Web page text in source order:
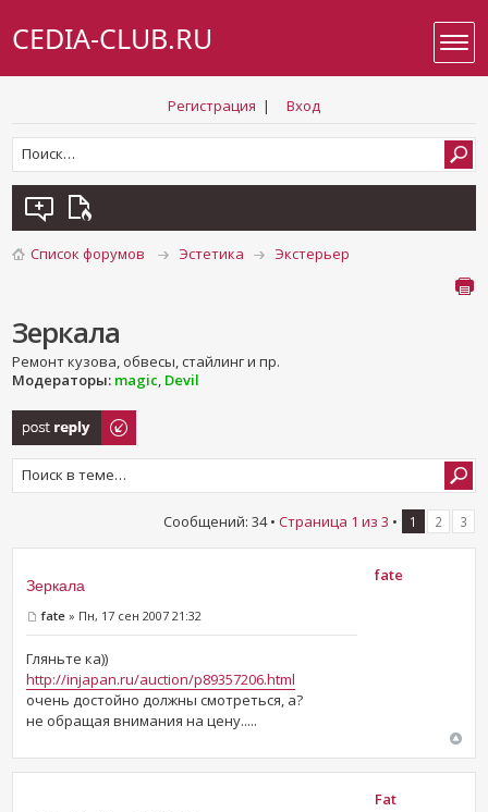
CEDIA-CLUB.RU
Регистрация | Вход
Список форумов Эстетика Экстерьер
Зеркала
Ремонт кузова, обвесы, стайлинг и пр.
Модераторы: magic, Devil
Ответить
Сообщений: 34 • Страница 1 из 3 • 1 2 3
Зеркала
fate » Пн, 17 сен 2007 21:32
Гляньте ка))
http://injapan.ru/auction/p89357206.html
очень достойно должны смотреться, а?
не обращая внимания на цену.....
fate
Fat